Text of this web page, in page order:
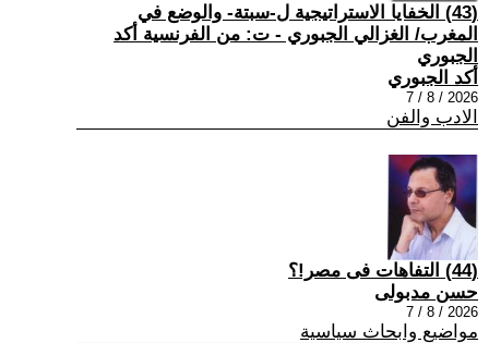
(43) الخفايا الاستراتيجية ل-سبتة- والوضع في
المغرب/ الغزالي الجبوري - ت: من الفرنسية أكد
الجبوري
أكد الجبوري
2026 / 8 / 7
الادب والفن
(44) التفاهات فى مصر!؟
حسن مدبولى
2026 / 8 / 7
مواضيع وابحاث سياسية